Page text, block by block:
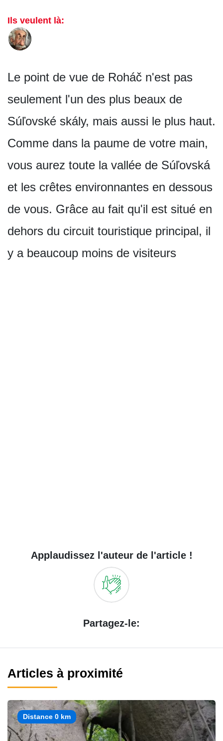
Ils veulent là:
Le point de vue de Roháč n'est pas
seulement l'un des plus beaux de
Súľovské skály, mais aussi le plus haut.
Comme dans la paume de votre main,
vous aurez toute la vallée de Súľovská
et les crêtes environnantes en dessous
de vous. Grâce au fait qu'il est situé en
dehors du circuit touristique principal, il
y a beaucoup moins de visiteurs
Applaudissez l'auteur de l'article !
Partagez-le:
Articles à proximité
Distance 0 km